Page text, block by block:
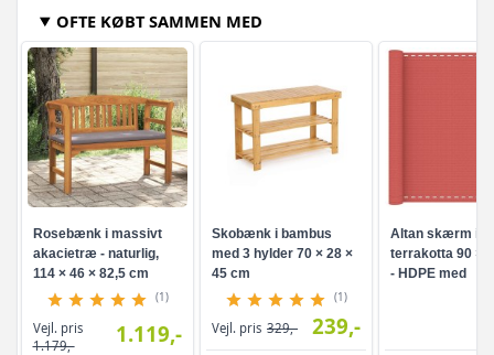
OFTE KØBT SAMMEN MED
Rosebænk i massivt
akacietræ - naturlig,
114 × 46 × 82,5 cm
(1)
Vejl. pris
1.179,-
1.119,-
Skobænk i bambus
med 3 hylder 70 × 28 ×
45 cm
(1)
Vejl. pris 329,- 239,-
Altan skærm i
terrakotta 90 ×
- HDPE med